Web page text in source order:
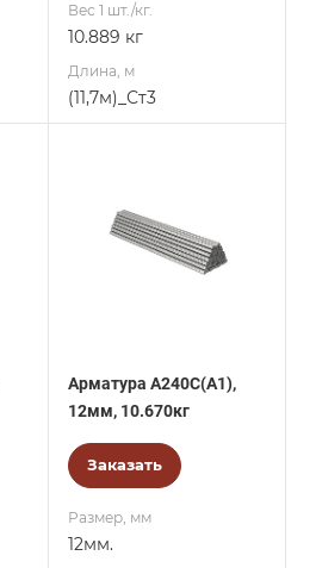
Вес 1 шт./кг.
10.889 кг
Длина, м
(11,7м)_Ст3
Арматура А240С(А1),
12мм, 10.670кг
Заказать
Размер, мм
12мм.